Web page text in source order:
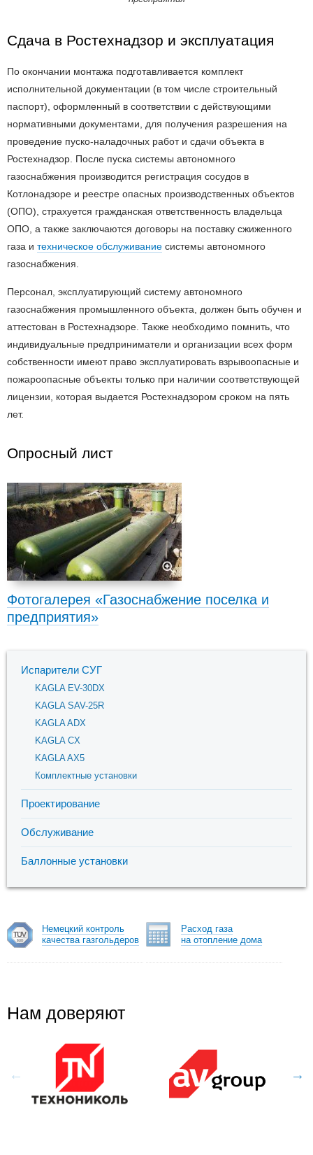
Сдача в Ростехнадзор и эксплуатация
По окончании монтажа подготавливается комплект
исполнительной документации (в том числе строительный
паспорт), оформленный в соответствии с действующими
нормативными документами, для получения разрешения на
проведение пуско-наладочных работ и сдачи объекта в
Ростехнадзор. После пуска системы автономного
газоснабжения производится регистрация сосудов в
Котлонадзоре и реестре опасных производственных объектов
(ОПО), страхуется гражданская ответственность владельца
ОПО, а также заключаются договоры на поставку сжиженного
газа и техническое обслуживание системы автономного
газоснабжения.
Персонал, эксплуатирующий систему автономного
газоснабжения промышленного объекта, должен быть обучен и
аттестован в Ростехнадзоре. Также необходимо помнить, что
индивидуальные предприниматели и организации всех форм
собственности имеют право эксплуатировать взрывоопасные и
пожароопасные объекты только при наличии соответствующей
лицензии, которая выдается Ростехнадзором сроком на пять
лет.
Опросный лист
Фотогалерея «Газоснабжение поселка и
предприятия»
Испарители СУГ
KAGLA EV-30DX
KAGLA SAV-25R
KAGLA ADX
KAGLA CX
KAGLA AX5
Комплектные установки
Проектирование
Обслуживание
Баллонные установки
Немецкий контроль
качества газгольдеров
Расход газа
на отопление дома
Нам доверяют